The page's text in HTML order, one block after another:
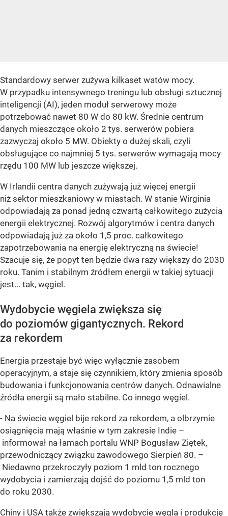
Standardowy serwer zużywa kilkaset watów mocy.
W przypadku intensywnego treningu lub obsługi sztucznej
inteligencji (AI), jeden moduł serwerowy może
potrzebować nawet 80 W do 80 kW. Średnie centrum
danych mieszczące około 2 tys. serwerów pobiera
zazwyczaj około 5 MW. Obiekty o dużej skali, czyli
obsługujące co najmniej 5 tys. serwerów wymagają mocy
rzędu 100 MW lub jeszcze większej.
W Irlandii centra danych zużywają już więcej energii
niż sektor mieszkaniowy w miastach. W stanie Wirginia
odpowiadają za ponad jedną czwartą całkowitego zużycia
energii elektrycznej. Rozwój algorytmów i centra danych
odpowiadają już za około 1,5 proc. całkowitego
zapotrzebowania na energię elektryczną na świecie!
Szacuje się, że popyt ten będzie dwa razy większy do 2030
roku. Tanim i stabilnym źródłem energii w takiej sytuacji
jest... tak, węgiel.
Wydobycie węgiela zwiększa się
do poziomów gigantycznych. Rekord
za rekordem
Energia przestaje być więc wyłącznie zasobem
operacyjnym, a staje się czynnikiem, który zmienia sposób
budowania i funkcjonowania centrów danych. Odnawialne
źródła energii są mało stabilne. Co innego węgiel.
- Na świecie węgiel bije rekord za rekordem, a olbrzymie
osiągnięcia mają właśnie w tym zakresie Indie –
informował na łamach portalu WNP Bogusław Ziętek,
przewodniczący związku zawodowego Sierpień 80. –
Niedawno przekroczyły poziom 1 mld ton rocznego
wydobycia i zamierzają dojść do poziomu 1,5 mld ton
do roku 2030.
Chiny i USA także zwiększają wydobycie węgla i produkcję